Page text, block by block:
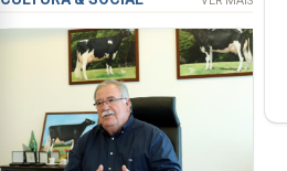
ilegal
2022
e